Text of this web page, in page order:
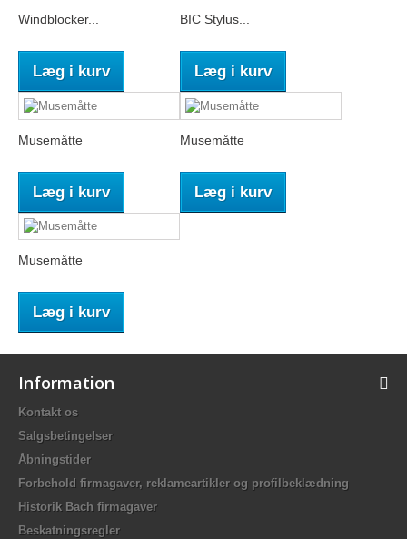
Windblocker...
Læg i kurv
BIC Stylus...
Læg i kurv
Musemåtte
Læg i kurv
Musemåtte
Læg i kurv
Musemåtte
Læg i kurv
Information
Kontakt os
Salgsbetingelser
Åbningstider
Forbehold firmagaver, reklameartikler og profilbeklædning
Historik Bach firmagaver
Beskatningsregler